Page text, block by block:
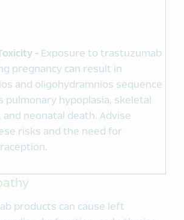
- Exposure to trastuzumab
pregnancy can result in
and oligohydramnios sequence
pulmonary hypoplasia, skeletal
neonatal death. Advise
risks and the need for
products can cause left